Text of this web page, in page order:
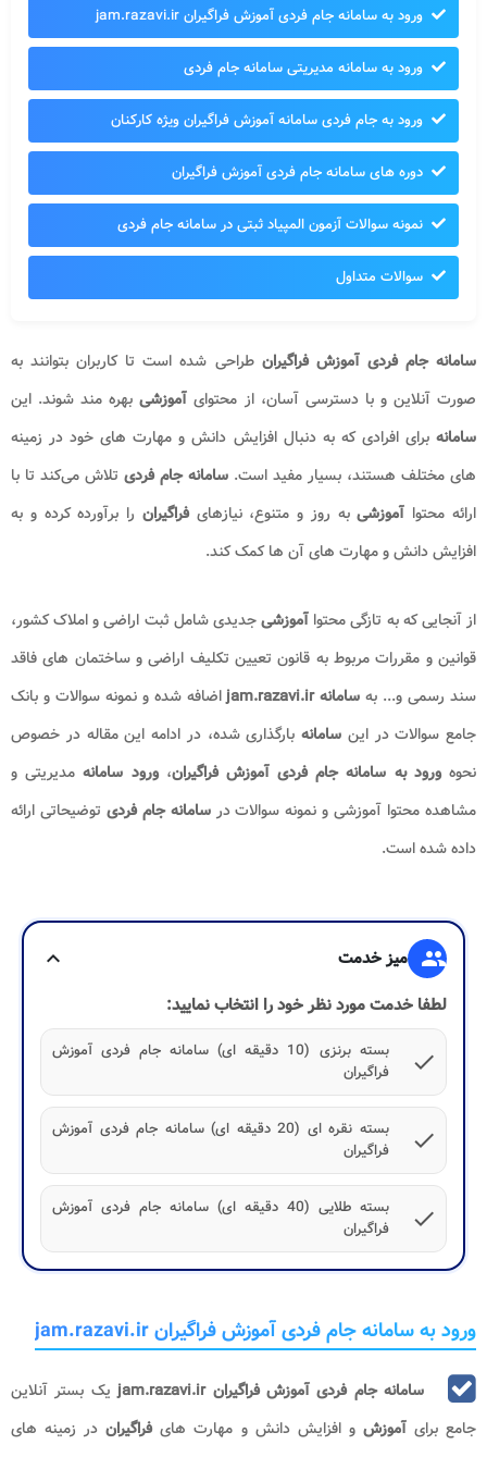
ورود به سامانه جام فردی آموزش فراگیران jam.razavi.ir
ورود به سامانه مدیریتی سامانه جام فردی
ورود به جام فردی سامانه آموزش فراگیران ویژه کارکنان
دوره های سامانه جام فردی آموزش فراگیران
نمونه سوالات آزمون المپیاد ثبتی در سامانه جام فردی
سوالات متداول
سامانه جام فردی آموزش فراگیران طراحی شده است تا کاربران بتوانند به‌
صورت آنلاین و با دسترسی آسان، از محتوای آموزشی بهره‌ مند شوند. این
سامانهبرای افرادی که به دنبال افزایش دانش و مهارت‌ های خود در زمینه‌
های مختلف هستند، بسیار مفید است. سامانه جام فردی تلاش می‌کند تا با
ارائه محتوا آموزشیبه‌ روز و متنوع، نیازهایفراگیران را برآورده کرده و به
افزایش دانش و مهارت‌ های آن‌ ها کمک کند.
از آنجایی که به تازگی محتوا آموزشیجدیدی شامل ثبت اراضی و املاک کشور،
قوانین و مقررات مربوط به قانون تعیین تکلیف اراضی و ساختمان‌ های فاقد
سند رسمی و... به سامانه jam.razavi.ir
اضافه شده و نمونه سوالات و بانک
جامع سوالات در این سامانه بارگذاری شده، در ادامه این مقاله در خصوص
نحوهورود به سامانه جام فردی آموزش فراگیران،ورود سامانه مدیریتی و
مشاهده محتوا آموزشی و نمونه سوالات درسامانه جام فردی توضیحاتی ارائه
داده شده است.
group میز خدمت
expand_more
لطفا خدمت مورد نظر خود را انتخاب نمایید:
check
بسته برنزی (10 دقیقه ای) سامانه جام فردی آموزش
فراگیران
check
بسته نقره ای (20 دقیقه ای) سامانه جام فردی آموزش
فراگیران
check
بسته طلایی (40 دقیقه ای) سامانه جام فردی آموزش
فراگیران
ورود به سامانه جام فردی آموزش فراگیران jam.razavi.ir
سامانه جام فردی آموزش فراگیران jam.razavi.ir
یک بستر آنلاین
جامع برایآموزشو افزایش دانش و مهارت‌ هایفراگیران در زمینه‌ های